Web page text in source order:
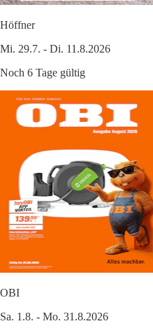
Höffner
Mi. 29.7. - Di. 11.8.2026
Noch 6 Tage gültig
OBI
Sa. 1.8. - Mo. 31.8.2026